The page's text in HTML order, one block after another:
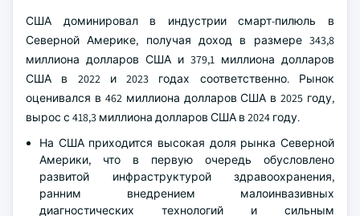
США доминировал в индустрии смарт-пилюль в
Северной Америке, получая доход в размере 343,8
миллиона долларов США и 379,1 миллиона долларов
США в 2022 и 2023 годах соответственно. Рынок
оценивался в 462 миллиона долларов США в 2025 году,
вырос с 418,3 миллиона долларов США в 2024 году.
На США приходится высокая доля рынка Северной
Америки, что в первую очередь обусловлено
развитой инфраструктурой здравоохранения,
ранним внедрением малоинвазивных
диагностических технологий и сильным